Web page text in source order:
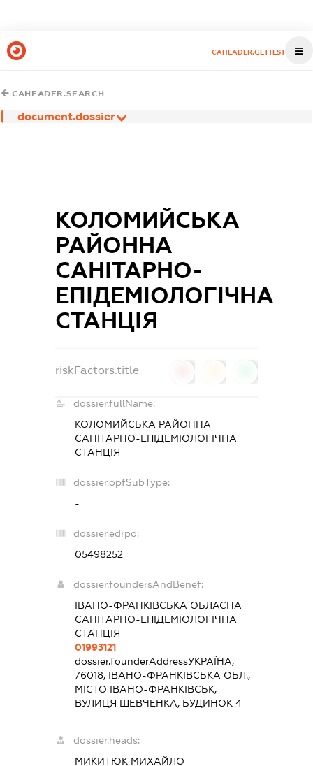
CAHEADER.GETTEST
CAHEADER.SEARCH
document.dossier
КОЛОМИЙСЬКА
РАЙОННА
САНІТАРНО-
ЕПІДЕМІОЛОГІЧНА
СТАНЦІЯ
riskFactors.title
dossier.fullName:
КОЛОМИЙСЬКА РАЙОННА
САНІТАРНО-ЕПІДЕМІОЛОГІЧНА
СТАНЦІЯ
dossier.opfSubType:
-
dossier.edrpo:
05498252
dossier.foundersAndBenef:
ІВАНО-ФРАНКІВСЬКА ОБЛАСНА
САНІТАРНО-ЕПІДЕМІОЛОГІЧНА
СТАНЦІЯ
01993121
dossier.founderAddressУКРАЇНА,
76018, ІВАНО-ФРАНКІВСЬКА ОБЛ.,
МІСТО ІВАНО-ФРАНКІВСЬК,
ВУЛИЦЯ ШЕВЧЕНКА, БУДИНОК 4
dossier.heads:
МИКИТЮК МИХАЙЛО